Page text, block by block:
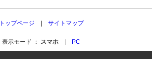
トップページ | サイトマップ
表示モード ： スマホ | PC